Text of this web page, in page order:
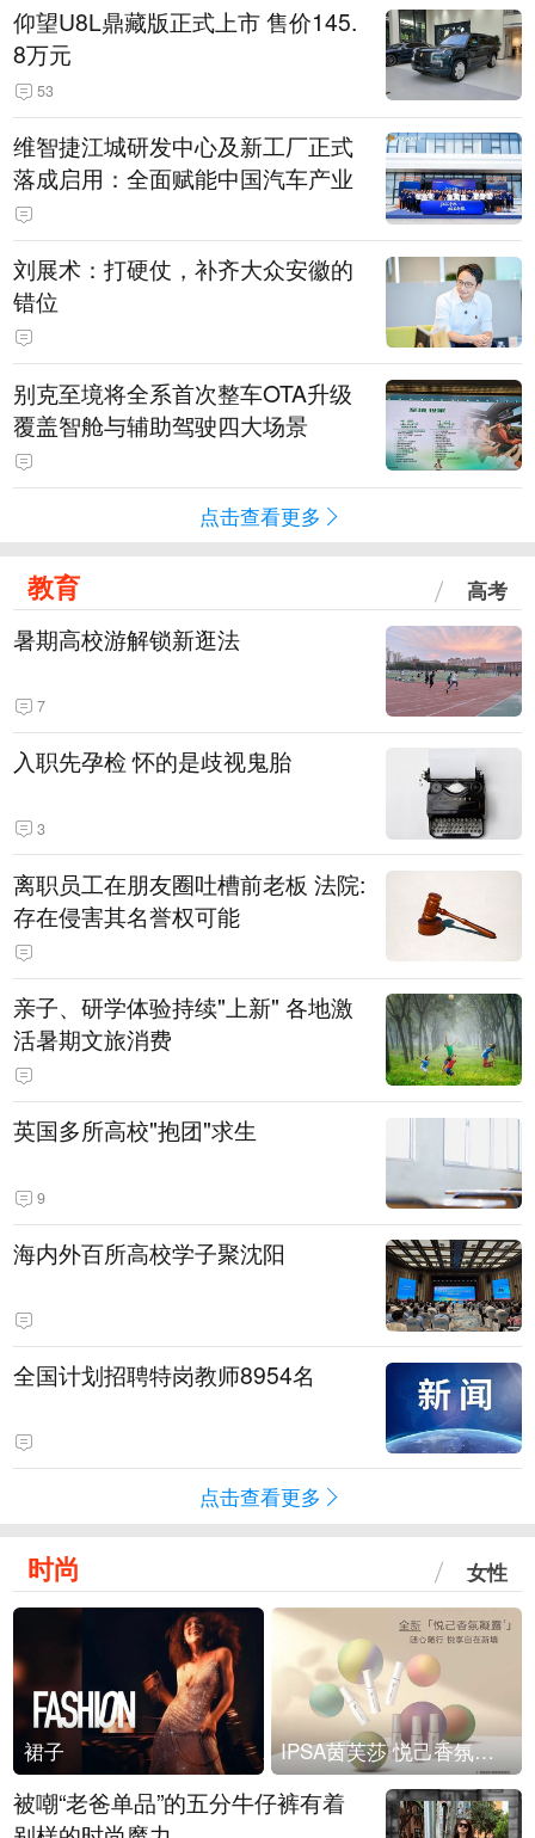
仰望U8L鼎藏版正式上市 售价145.
8万元
53
维智捷江城研发中心及新工厂正式
落成启用：全面赋能中国汽车产业
刘展术：打硬仗，补齐大众安徽的
错位
别克至境将全系首次整车OTA升级
覆盖智舱与辅助驾驶四大场景
点击查看更多
教育 高考
暑期高校游解锁新逛法
7
入职先孕检 怀的是歧视鬼胎
3
离职员工在朋友圈吐槽前老板 法院:
存在侵害其名誉权可能
亲子、研学体验持续"上新" 各地激
活暑期文旅消费
英国多所高校"抱团"求生
9
海内外百所高校学子聚沈阳
全国计划招聘特岗教师8954名
点击查看更多
时尚 女性
裙子 IPSA茵芙莎 悦己香氛凝露上市
被嘲“老爸单品”的五分牛仔裤有着